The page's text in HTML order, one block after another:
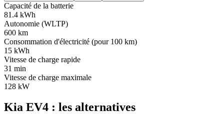
Capacité de la batterie
81.4 kWh
Autonomie (WLTP)
600 km
Consommation d'électricité (pour 100 km)
15 kWh
Vitesse de charge rapide
31 min
Vitesse de charge maximale
128 kW
Kia EV4 : les alternatives